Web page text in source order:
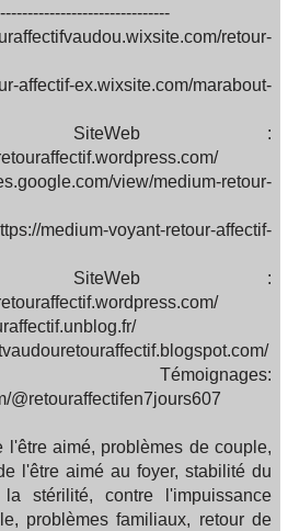
retour-
affectif-ex.wixsite.com/marabout-
:
view/medium-retour-
voyant-retour-affectif-
:
@retouraffectifen7jours607
l'être aimé, problèmes de couple,
l'être aimé au foyer, stabilité du
stérilité, contre l'impuissance
problèmes familiaux, retour de